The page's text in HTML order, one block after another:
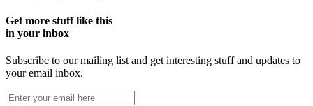
Get more stuff like this
in your inbox
Subscribe to our mailing list and get interesting stuff and updates to
your email inbox.